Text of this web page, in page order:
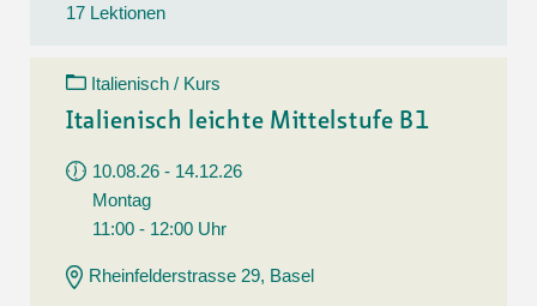
17 Lektionen
Italienisch / Kurs
Italienisch leichte Mittelstufe B1
10.08.26 - 14.12.26
Montag
11:00 - 12:00 Uhr
Rheinfelderstrasse 29, Basel